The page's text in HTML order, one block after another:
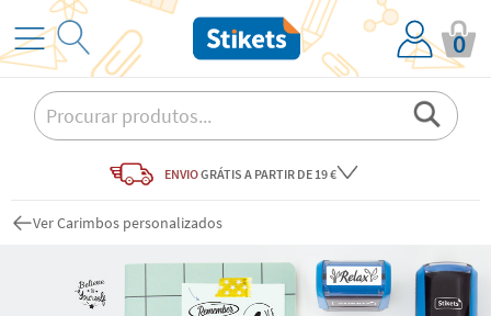
0
ENVIOGRÁTIS A PARTIR DE 19 €
Ver Carimbos personalizados